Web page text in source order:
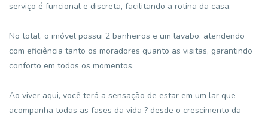
serviço é funcional e discreta, facilitando a rotina da casa.
No total, o imóvel possui 2 banheiros e um lavabo, atendendo
com eficiência tanto os moradores quanto as visitas, garantindo
conforto em todos os momentos.
Ao viver aqui, você terá a sensação de estar em um lar que
acompanha todas as fases da vida ? desde o crescimento da